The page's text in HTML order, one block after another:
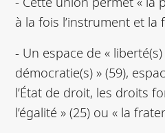
à la fois l’instrument et la
- Un espace de « liberté(s)
démocratie(s) » (59),
l’État de droit, les droits
l’égalité » (25) ou « la